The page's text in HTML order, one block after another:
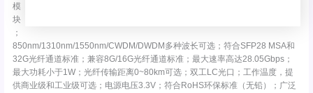
模
块
；
850nm/1310nm/1550nm/CWDM/DWDM多种波长可选；符合SFP28 MSA和
32G光纤通道标准；兼容8G/16G光纤通道标准；最大速率高达28.05Gbps；
最大功耗小于1W；光纤传输距离0~80km可选；双工LC光口；工作温度，提
供商业级和工业级可选；电源电压3.3V；符合RoHS环保标准（无铅）；广泛